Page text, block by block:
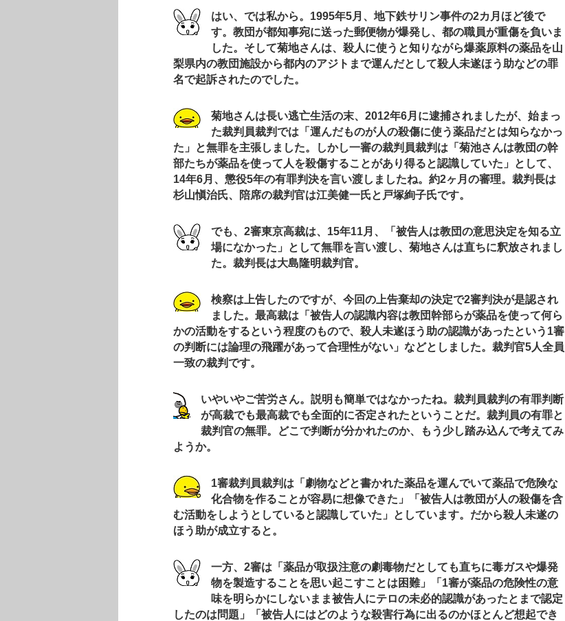
はい、では私から。1995年5月、地下鉄サリン事件の2カ月ほど後で
す。教団が都知事宛に送った郵便物が爆発し、都の職員が重傷を負いま
した。そして菊地さんは、殺人に使うと知りながら爆薬原料の薬品を山
梨県内の教団施設から都内のアジトまで運んだとして殺人未遂ほう助などの罪
名で起訴されたのでした。
菊地さんは長い逃亡生活の末、2012年6月に逮捕されましたが、始まっ
た裁判員裁判では「運んだものが人の殺傷に使う薬品だとは知らなかっ
た」と無罪を主張しました。しかし一審の裁判員裁判は「菊池さんは教団の幹
部たちが薬品を使って人を殺傷することがあり得ると認識していた」として、
14年6月、懲役5年の有罪判決を言い渡しましたね。約2ヶ月の審理。裁判長は
杉山愼治氏、陪席の裁判官は江美健一氏と戸塚絢子氏です。
でも、2審東京高裁は、15年11月、「被告人は教団の意思決定を知る立
場になかった」として無罪を言い渡し、菊地さんは直ちに釈放されまし
た。裁判長は大島隆明裁判官。
検察は上告したのですが、今回の上告棄却の決定で2審判決が是認され
ました。最高裁は「被告人の認識内容は教団幹部らが薬品を使って何ら
かの活動をするという程度のもので、殺人未遂ほう助の認識があったという1審
の判断には論理の飛躍があって合理性がない」などとしました。裁判官5人全員
一致の裁判です。
いやいやご苦労さん。説明も簡単ではなかったね。裁判員裁判の有罪判断
が高裁でも最高裁でも全面的に否定されたということだ。裁判員の有罪と
裁判官の無罪。どこで判断が分かれたのか、もう少し踏み込んで考えてみ
ようか。
1審裁判員裁判は「劇物などと書かれた薬品を運んでいて薬品で危険な
化合物を作ることが容易に想像できた」「被告人は教団が人の殺傷を含
む活動をしようとしていると認識していた」としています。だから殺人未遂の
ほう助が成立すると。
一方、2審は「薬品が取扱注意の劇毒物だとしても直ちに毒ガスや爆発
物を製造することを思い起こすことは困難」「1審が薬品の危険性の意
味を明らかにしないまま被告人にテロの未必的認識があったとまで認定
したのは問題」「被告人にはどのような殺害行為に出るのかほとんど想起でき